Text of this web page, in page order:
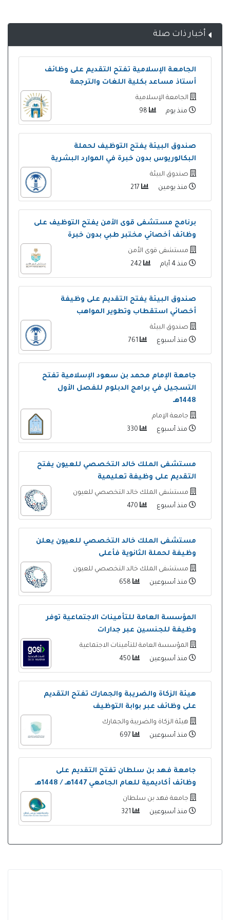
أخبار ذات صلة
الجامعة الإسلامية تفتح التقديم على وظائف
أستاذ مساعد بكلية اللغات والترجمة
الجامعة الإسلامية
منذ يوم
صندوق البيئة يفتح التوظيف لحملة
البكالوريوس بدون خبرة في الموارد البشرية
صندوق البيئة
منذ يومين
برنامج مستشفى قوى الأمن يفتح التوظيف على
وظائف أخصائي مختبر طبي بدون خبرة
مستشفى قوى الأمن
منذ 4 أيام
صندوق البيئة يفتح التقديم على وظيفة
أخصائي استقطاب وتطوير المواهب
صندوق البيئة
منذ أسبوع
جامعة الإمام محمد بن سعود الإسلامية تفتح
التسجيل في برامج الدبلوم للفصل الأول
1448هـ
جامعة الإمام
منذ أسبوع
مستشفى الملك خالد التخصصي للعيون يفتح
التقديم على وظيفة تعليمية
مستشفى الملك خالد التخصصي للعيون
منذ أسبوع
مستشفى الملك خالد التخصصي للعيون يعلن
وظيفة لحملة الثانوية فأعلى
مستشفى الملك خالد التخصصي للعيون
منذ أسبوعين
المؤسسة العامة للتأمينات الاجتماعية توفر
وظيفة للجنسين عبر جدارات
المؤسسة العامة للتأمينات الاجتماعية
منذ أسبوعين
هيئة الزكاة والضريبة والجمارك تفتح التقديم
على وظائف عبر بوابة التوظيف
هيئة الزكاة والضريبة والجمارك
منذ أسبوعين
جامعة فهد بن سلطان تفتح التقديم على
وظائف أكاديمية للعام الجامعي 1447هـ / 1448هـ
جامعة فهد بن سلطان
منذ أسبوعين